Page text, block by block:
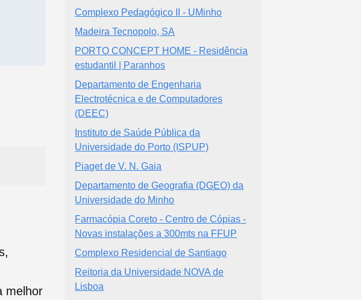
melhor
Complexo Pedagógico II - UMinho
Madeira Tecnopolo, SA
PORTO CONCEPT HOME - Residência
estudantil | Paranhos
Departamento de Engenharia
Electrotécnica e de Computadores
(DEEC)
Instituto de Saúde Pública da
Universidade do Porto (ISPUP)
Piaget de V. N. Gaia
Departamento de Geografia (DGEO) da
Universidade do Minho
Farmacópia Coreto - Centro de Cópias -
Novas instalações a 300mts na FFUP
Complexo Residencial de Santiago
Reitoria da Universidade NOVA de
Lisboa